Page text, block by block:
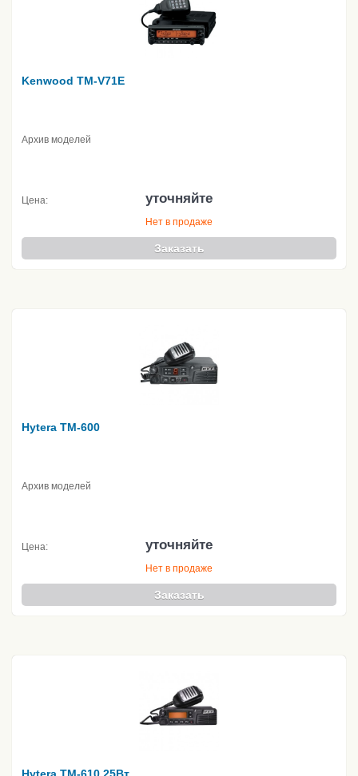
Kenwood TM-V71E
Архив моделей
Цена: уточняйте
Нет в продаже
Заказать
Hytera TM-600
Архив моделей
Цена: уточняйте
Нет в продаже
Заказать